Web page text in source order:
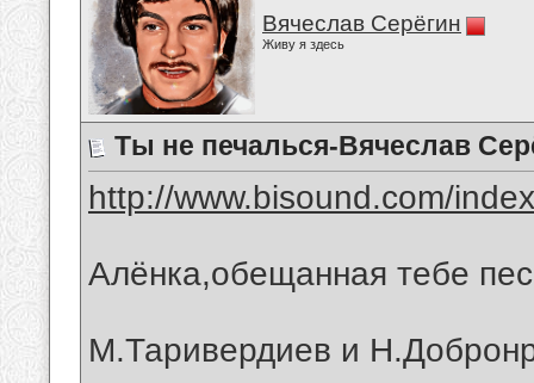
Вячеслав Серёгин
Живу я здесь
Ты не печалься-Вячеслав
http://www.bisound.com/
Алёнка,обещанная тебе
М.Таривердиев и